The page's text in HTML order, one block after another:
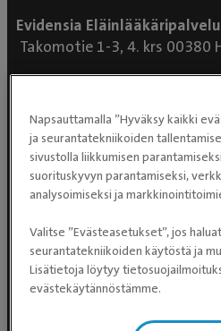
Evidensia
Takomotie 1-3, 4. krs 00380
p. 0300 484 789 (0,59€/min +
pvm/mpm) (ma–pe klo
Puhelun hinta 0300-
0,59 eur/min + pvm/mpm.
maksullista.
Napsauttamalla ”Hyväksy kaikki
ja seurantatekniikoiden
sivustolla liikkumisen
suorituskyvyn parantamiseksi,
analysoimiseksi ja
Valitse ”Evästeasetukset”, jos
seurantatekniikoiden käytöstä ja
Lisätietoja löytyy
evästekäytännöstämme.